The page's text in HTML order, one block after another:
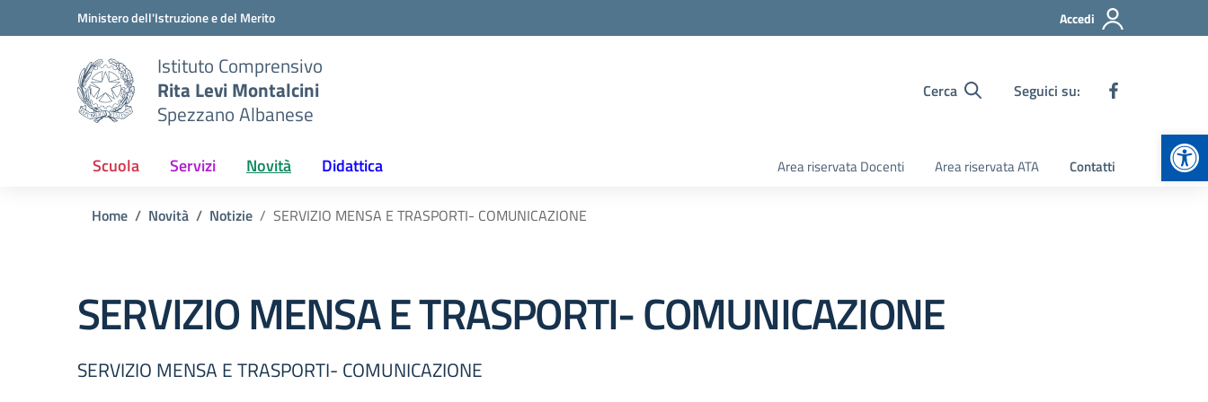
Vai ai contenuti
Vai al menu di navigazioneMinistero dell'Istruzione e del Merito Accedi
Istituto Comprensivo
Rita Levi Montalcini
Spezzano Albanese
Cerca Seguici su:
Scuola Servizi Novità Didattica Area riservata Docenti Area riservata ATA Contatti
Home Novità Notizie SERVIZIO MENSA E TRASPORTI- COMUNICAZIONE
SERVIZIO MENSA E TRASPORTI- COMUNICAZIONE
SERVIZIO MENSA E TRASPORTI- COMUNICAZIONE